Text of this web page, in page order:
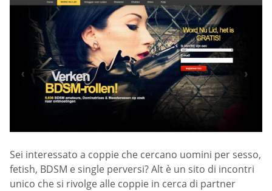
Sei interessato a coppie che cercano uomini per sesso,
fetish, BDSM e single perversi? Alt è un sito di incontri
unico che si rivolge alle coppie in cerca di partner